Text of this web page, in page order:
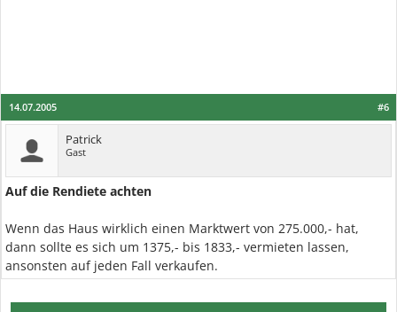
#6
14.07.2005
Patrick
Gast
Auf die Rendiete achten
Wenn das Haus wirklich einen Marktwert von 275.000,- hat,
dann sollte es sich um 1375,- bis 1833,- vermieten lassen,
ansonsten auf jeden Fall verkaufen.